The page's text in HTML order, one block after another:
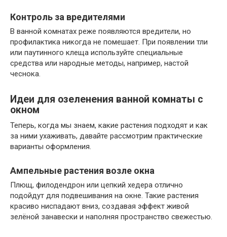
Контроль за вредителями
В ванной комнатах реже появляются вредители, но
профилактика никогда не помешает. При появлении тли
или паутинного клеща используйте специальные
средства или народные методы, например, настой
чеснока.
Идеи для озеленения ванной комнаты с
окном
Теперь, когда мы знаем, какие растения подходят и как
за ними ухаживать, давайте рассмотрим практические
варианты оформления.
Ампельные растения возле окна
Плющ, филодендрон или цепкий хедера отлично
подойдут для подвешивания на окне. Такие растения
красиво ниспадают вниз, создавая эффект живой
зелёной занавески и наполняя пространство свежестью.